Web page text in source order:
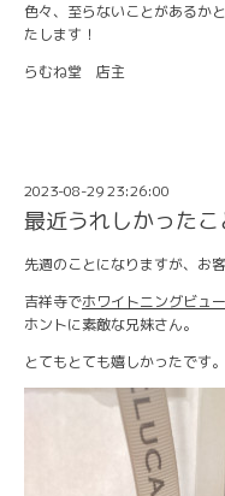
色々、至らないことがあるか
たします！
らむね堂 店主
2023-08-29 23:26:00
最近うれしかったこ
先週のことになりますが、お
吉祥寺でホワイトニングビュ
ホントに素敵な兄妹さん。
とてもとても嬉しかったです